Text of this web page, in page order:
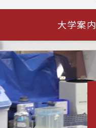
大学案内